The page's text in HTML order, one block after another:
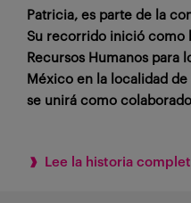
Patricia, es parte de la
Su recorrido inició como
Recursos Humanos para
México en la localidad
se unirá como
Lee la historia